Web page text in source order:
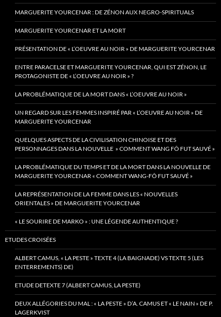
MARGUERITE YOURCENAR : DE ZÉNON AUX NEGRO-SPIRITUALS
MARGUERITE YOURCENAR ET LA MORT
PRÉSENTATION DE « L’OEUVRE AU NOIR » DE MARGUERITE YOURCENAR
ENTRE PARACELSE ET MARGUERITE YOURCENAR, QUI EST ZÉNON, LE
PROTAGONISTE DE « L’OEUVRE AU NOIR » ?
LA PROBLÉMATIQUE DE LA MORT DANS « L’OEUVRE AU NOIR »
UN REGARD SUR LES FEMMES INSPIRÉ PAR « L’OEUVRE AU NOIR » DE
MARGUERITE YOURCENAR
QUELQUES ASPECTS DE LA CIVILISATION CHINOISE ET DES
PERSONNAGES DANS LA NOUVELLE » COMMENT WANG FÔ FUT SAUVÉ »
LA PROBLÉMATIQUE DU TEMPS ET DE LA MORT DANS LA NOUVELLE DE
MARGUERITE YOURCENAR « COMMENT WANG-FÔ FUT SAUVÉ »
LA REPRÉSENTATION DE LA FEMME DANS LES « NOUVELLES
ORIENTALES » DE MARGUERITE YOURCENAR
« LE SOURIRE DE MARKO » : UNE LÉGENDE AUTHENTIQUE ?
ETUDES CROISÉES
ALBERT CAMUS, « LA PESTE » TEXTE 4 (LA BAIGNADE) VS TEXTE 5 (LES
ENTERREMENTS) DE)
ETUDE DETEXTE 7 (ALBERT CAMUS, LA PESTE)
DEUX ALLÉGORIES DU MAL : « LA PESTE » D’A. CAMUS ET « LE NAIN » DE P.
LAGERKVIST